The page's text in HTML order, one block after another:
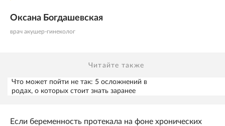
Оксана Богдашевская
врач акушер-гинеколог
Читайте также
Что может пойти не так: 5 осложнений в
родах, о которых стоит знать заранее
Если беременность протекала на фоне хронических